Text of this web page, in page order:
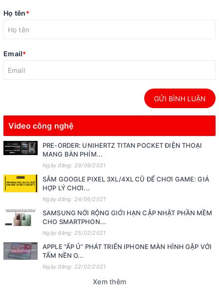
Họ tên*
Email*
GỬI BÌNH LUẬN
Video công nghệ
PRE-ORDER: UNIHERTZ TITAN POCKET ĐIỆN THOẠI
MANG BÀN PHÍM...
Ngày đăng: 29/09/2021
SẮM GOOGLE PIXEL 3XL/4XL CŨ ĐỂ CHƠI GAME: GIÁ
HỢP LÝ CHƠI...
Ngày đăng: 24/06/2021
SAMSUNG NỚI RỘNG GIỚI HẠN CẬP NHẬT PHẦN MỀM
CHO SMARTPHON...
Ngày đăng: 25/02/2021
APPLE “ẤP Ủ” PHÁT TRIỂN IPHONE MÀN HÌNH GẬP VỚI
TẤM NỀN O...
Ngày đăng: 22/02/2021
Xem thêm